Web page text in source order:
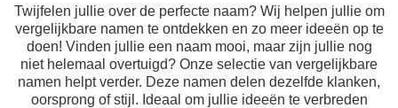
Twijfelen jullie over de perfecte naam? Wij helpen jullie om
vergelijkbare namen te ontdekken en zo meer ideeën op te
doen! Vinden jullie een naam mooi, maar zijn jullie nog
niet helemaal overtuigd? Onze selectie van vergelijkbare
namen helpt verder. Deze namen delen dezelfde klanken,
oorsprong of stijl. Ideaal om jullie ideeën te verbreden